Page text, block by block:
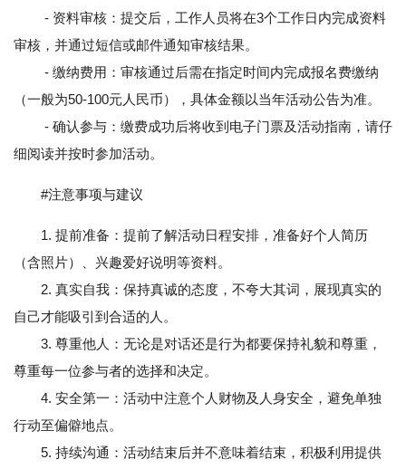
- 资料审核：提交后，工作人员将在3个工作日内完成资料
审核，并通过短信或邮件通知审核结果。
- 缴纳费用：审核通过后需在指定时间内完成报名费缴纳
（一般为50-100元人民币），具体金额以当年活动公告为准。
- 确认参与：缴费成功后将收到电子门票及活动指南，请仔
细阅读并按时参加活动。
#注意事项与建议
1. 提前准备：提前了解活动日程安排，准备好个人简历
（含照片）、兴趣爱好说明等资料。
2. 真实自我：保持真诚的态度，不夸大其词，展现真实的
自己才能吸引到合适的人。
3. 尊重他人：无论是对话还是行为都要保持礼貌和尊重，
尊重每一位参与者的选择和决定。
4. 安全第一：活动中注意个人财物及人身安全，避免单独
行动至偏僻地点。
5. 持续沟通：活动结束后并不意味着结束，积极利用提供